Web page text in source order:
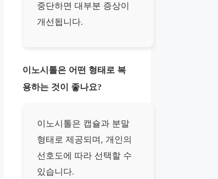
중단하면 대부분 증상이
개선됩니다.
이노시톨은 어떤 형태로 복
용하는 것이 좋나요?
이노시톨은 캡슐과 분말
형태로 제공되며, 개인의
선호도에 따라 선택할 수
있습니다.